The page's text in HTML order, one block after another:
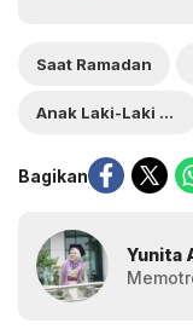
Saat Ramadan
Anak Laki-Laki dan Perempuan
Bagikan
Yunita